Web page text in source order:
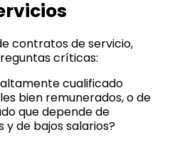
contratos de servicio,
críticas:
cualificado
bien remunerados, o de
que depende de
de bajos salarios?